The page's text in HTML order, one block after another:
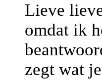
Lieve
omdat ik
zegt wat